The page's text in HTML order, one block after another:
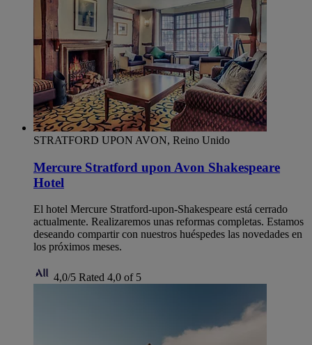
STRATFORD UPON AVON, Reino Unido
Mercure Stratford upon Avon Shakespeare
Hotel
El hotel Mercure Stratford-upon-Shakespeare está cerrado
actualmente. Realizaremos unas reformas completas. Estamos
deseando compartir con nuestros huéspedes las novedades en
los próximos meses.
4,0/5 Rated 4,0 of 5